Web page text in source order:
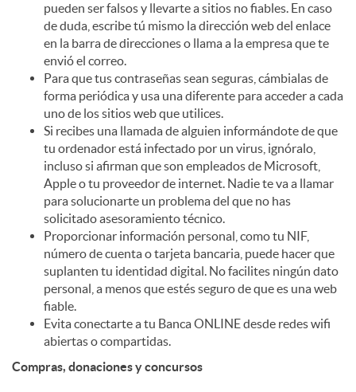
n
o
s
pueden ser falsos y llevarte a sitios no fiables. En caso
de duda, escribe tú mismo la dirección web del enlace
en la barra de direcciones o llama a la empresa que te
envió el correo.
Para que tus contraseñas sean seguras, cámbialas de
forma periódica y usa una diferente para acceder a cada
uno de los sitios web que utilices.
Si recibes una llamada de alguien informándote de que
tu ordenador está infectado por un virus, ignóralo,
incluso si afirman que son empleados de Microsoft,
Apple o tu proveedor de internet. Nadie te va a llamar
para solucionarte un problema del que no has
solicitado asesoramiento técnico.
Proporcionar información personal, como tu NIF,
número de cuenta o tarjeta bancaria, puede hacer que
suplanten tu identidad digital. No facilites ningún dato
personal, a menos que estés seguro de que es una web
fiable.
Evita conectarte a tu Banca ONLINE desde redes wifi
abiertas o compartidas.
Compras, donaciones y concursos